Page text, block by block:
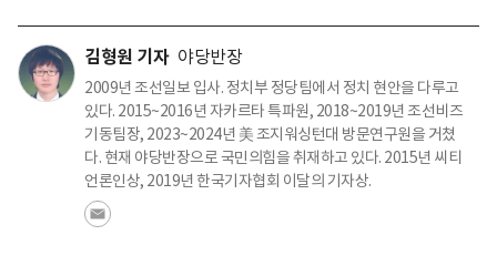
김형원 기자 야당반장
2009년 조선일보 입사. 정치부 정당팀에서 정치 현안을 다루고
있다. 2015~2016년 자카르타 특파원, 2018~2019년 조선비즈
기동팀장, 2023~2024년 美 조지워싱턴대 방문연구원을 거쳤
다. 현재 야당반장으로 국민의힘을 취재하고 있다. 2015년 씨티
언론인상, 2019년 한국기자협회 이달의 기자상.